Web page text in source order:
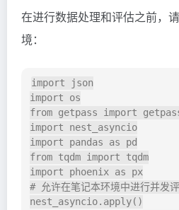
在进行数据处理和评估之前，
境：
import json
import os
from getpass import
import nest_asyncio
import pandas as pd
from tqdm import tqdm
import phoenix as px
# 允许在笔记本环境中进行并发
nest_asyncio.apply()